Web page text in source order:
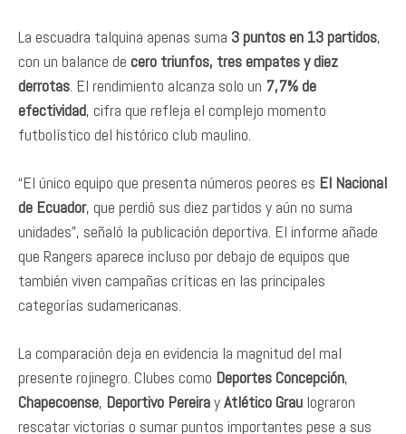
La escuadra talquina apenas suma 3 puntos en 13 partidos,
con un balance de cero triunfos, tres empates y diez
derrotas . El rendimiento alcanza solo un 7,7% de
efectividad, cifra que refleja el complejo momento
futbolístico del histórico club maulino.
“El único equipo que presenta números peores es El Nacional
de Ecuador, que perdió sus diez partidos y aún no suma
unidades”, señaló la publicación deportiva. El informe añade
que Rangers aparece incluso por debajo de equipos que
también viven campañas críticas en las principales
categorías sudamericanas.
La comparación deja en evidencia la magnitud del mal
presente rojinegro. Clubes como Deportes Concepción,
Chapecoense, Deportivo PereirayAtlético Grau lograron
rescatar victorias o sumar puntos importantes pese a sus